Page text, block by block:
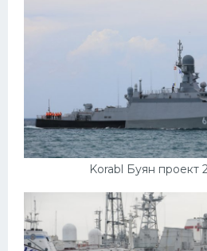
Korabl Буян проект